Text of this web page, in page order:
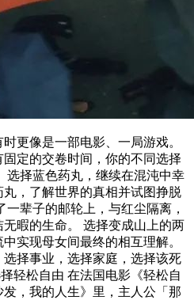
更像是一部电影、一局游戏。
定的交卷时间，你的不同选择
选择蓝色药丸，继续在混沌中幸
，了解世界的真相并试图挣脱
辈子的邮轮上，与红尘隔离，
暇的生命。 选择变成山上的两
实现母女间最终的相互理解。
择事业，选择家庭，选择该死
轻松自由 在法国电影《轻松自
，我的人生》里，主人公「那